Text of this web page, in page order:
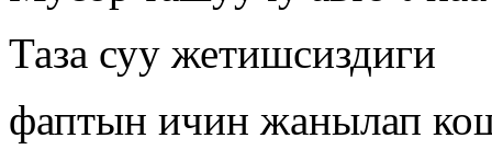
Таза суу жетишсиздиги
фаптын ичин жанылап